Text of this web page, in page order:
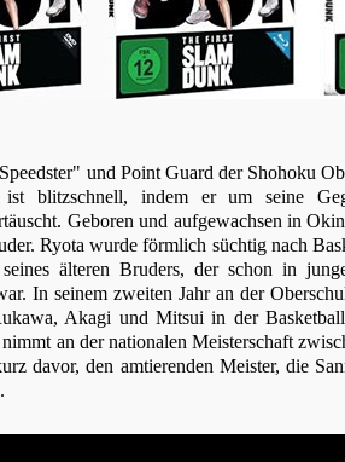
und Point Guard der Shohoku
blitzschnell, indem er um seine
Geboren und aufgewachsen in
Ryota wurde förmlich süchtig nach
älteren Bruders, der schon in
In seinem zweiten Jahr an der
Akagi und Mitsui in der
an der nationalen Meisterschaft
davor, den amtierenden Meister, die